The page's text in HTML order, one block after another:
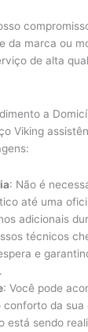
da marca ou
de alta
a
Viking
: Não é
até uma
adicionais
técnicos
e
: Você pode
conforto da
está sendo